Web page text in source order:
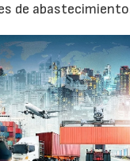
de